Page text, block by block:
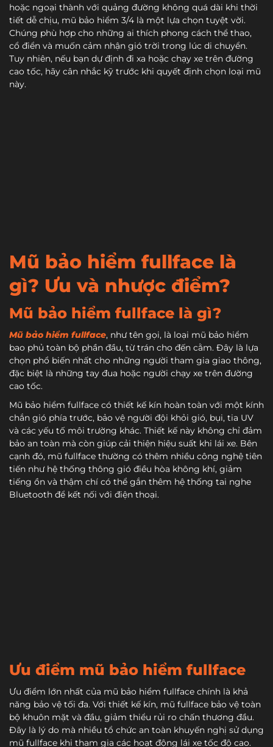
hoặc ngoại thành với quảng đường không quá dài khi thời
tiết dễ chịu, mũ bảo hiểm 3/4 là một lựa chọn tuyệt vời.
Chúng phù hợp cho những ai thích phong cách thể thao,
cổ điển và muốn cảm nhận gió trời trong lúc di chuyển.
Tuy nhiên, nếu bạn dự định đi xa hoặc chạy xe trên đường
cao tốc, hãy cân nhắc kỹ trước khi quyết định chọn loại mũ
này.
Mũ bảo hiểm fullface là
gì? Ưu và nhược điểm?
Mũ bảo hiểm fullface là gì?
Mũ bảo hiểm fullface, như tên gọi, là loại mũ bảo hiểm
bao phủ toàn bộ phần đầu, từ trán cho đến cằm. Đây là lựa
chọn phổ biến nhất cho những người tham gia giao thông,
đặc biệt là những tay đua hoặc người chạy xe trên đường
cao tốc.
Mũ bảo hiểm fullface có thiết kế kín hoàn toàn với một kính
chắn gió phía trước, bảo vệ người đội khỏi gió, bụi, tia UV
và các yếu tố môi trường khác. Thiết kế này không chỉ đảm
bảo an toàn mà còn giúp cải thiện hiệu suất khi lái xe. Bên
cạnh đó, mũ fullface thường có thêm nhiều công nghệ tiên
tiến như hệ thống thông gió điều hòa không khí, giảm
tiếng ồn và thậm chí có thể gắn thêm hệ thống tai nghe
Bluetooth để kết nối với điện thoại.
Ưu điểm mũ bảo hiểm fullface
Ưu điểm lớn nhất của mũ bảo hiểm fullface chính là khả
năng bảo vệ tối đa. Với thiết kế kín, mũ fullface bảo vệ toàn
bộ khuôn mặt và đầu, giảm thiểu rủi ro chấn thương đầu.
Đây là lý do mà nhiều tổ chức an toàn khuyến nghị sử dụng
mũ fullface khi tham gia các hoạt động lái xe tốc độ cao.